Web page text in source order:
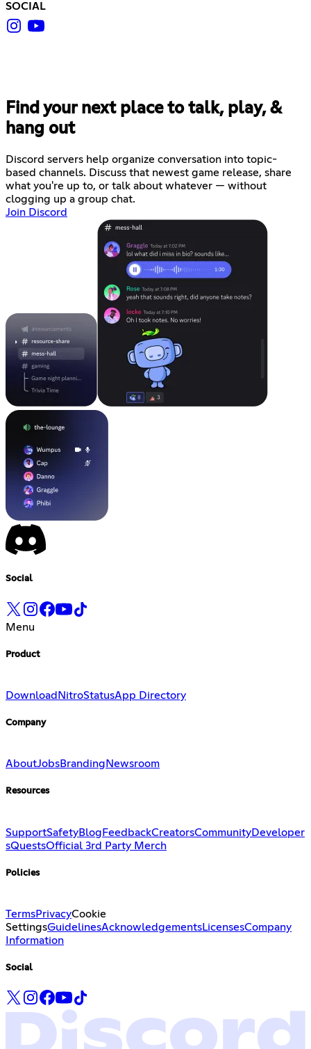
SOCIAL
Find your next place to talk, play, &
hang out
Discord servers help organize conversation into topic-
based channels. Discuss that newest game release, share
what you're up to, or talk about whatever — without
clogging up a group chat.
Join Discord
Social
Menu
Product
Download NitroStatusApp Directory
Company
AboutJobsBranding Newsroom
Resources
SupportSafetyBlog FeedbackCreatorsCommunityDeveloper
sQuestsOfficial 3rd Party Merch
Policies
TermsPrivacyCookie
SettingsGuidelinesAcknowledgementsLicensesCompany
Information
Social